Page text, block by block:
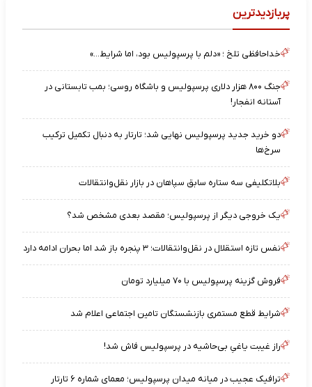
پربازدیدترین
خداحافظی تلخ ؛ «دلم با پرسپولیس بود، اما شرایط…»
جنگ ۸۰۰ هزار دلاری پرسپولیس و باشگاه روسی؛ بمب تابستانی در
آستانه انفجار!
دو خرید جدید پرسپولیس نهایی شد؛ تارتار به دنبال تکمیل ترکیب
سرخ‌ها
بلاتکلیفی سه ستاره سابق سپاهان در بازار نقل‌وانتقالات
یک خروجی دیگر از پرسپولیس؛ مقصد بعدی مشخص شد؟
نفس تازه استقلال در نقل‌وانتقالات؛ ۳ پنجره باز شد اما بحران ادامه دارد
فروش گزینه پرسپولیس با ۷۰ میلیارد تومان
شرایط قطع مستمری بازنشستگان تامین اجتماعی اعلام شد
راز غیبت یاغیِ بی‌حاشیه در پرسپولیس فاش شد!
ترافیک عجیب در میانه میدان پرسپولیس؛ معمای شماره ۶ تارتار